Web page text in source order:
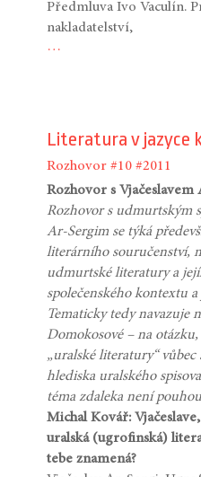
Předmluva Ivo Vaculín.
nakladatelství,
…
Literatura v jazyce
Rozhovor #10 #2011
Rozhovor s
Rozhovor s udmurtským
Ar-Sergim se týká
literárního souručenství,
udmurtské literatury a
společenského kontextu
Tematicky tedy navazuje
Domokosové – na
„uralské literatury“ vůbec
hlediska uralského
téma zdaleka není
Michal Kovář:
uralská (ugrofinská)
tebe znamená?